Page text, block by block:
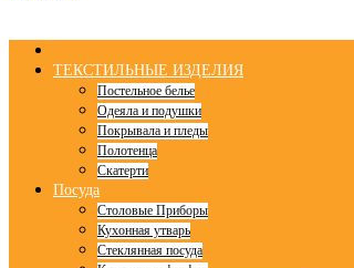
ТЕКСТИЛЬНЫЕ ИЗДЕЛИЯ
Постельное белье
Одеяла и подушки
Покрывала и пледы
Полотенца
Скатерти
Посуда
Столовые Приборы
Кухонная утварь
Стеклянная посуда